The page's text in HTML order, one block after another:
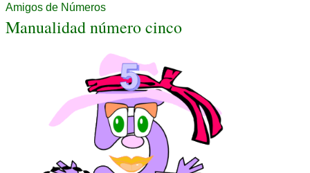
Amigos de Números
Manualidad número cinco